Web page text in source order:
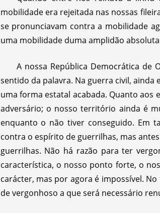
mobilidade era rejeitada nas nossas
se pronunciavam contra a mobilidade
uma mobilidade duma amplidão
A nossa República Democrática de
sentido da palavra. Na guerra civil,
uma forma estatal acabada. Quanto
adversário; o nosso território ainda é
enquanto o não tiver conseguido. Em
contra o espírito de guerrilhas, mas
guerrilhas. Não há razão para ter
característica, o nosso ponto forte, o
carácter, mas por agora é impossível.
de vergonhoso a que será necessário